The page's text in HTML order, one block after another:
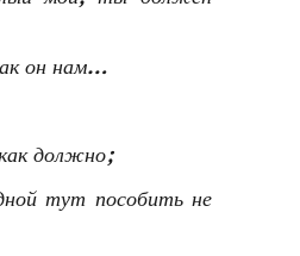
он нам…
должно;
тут пособить не